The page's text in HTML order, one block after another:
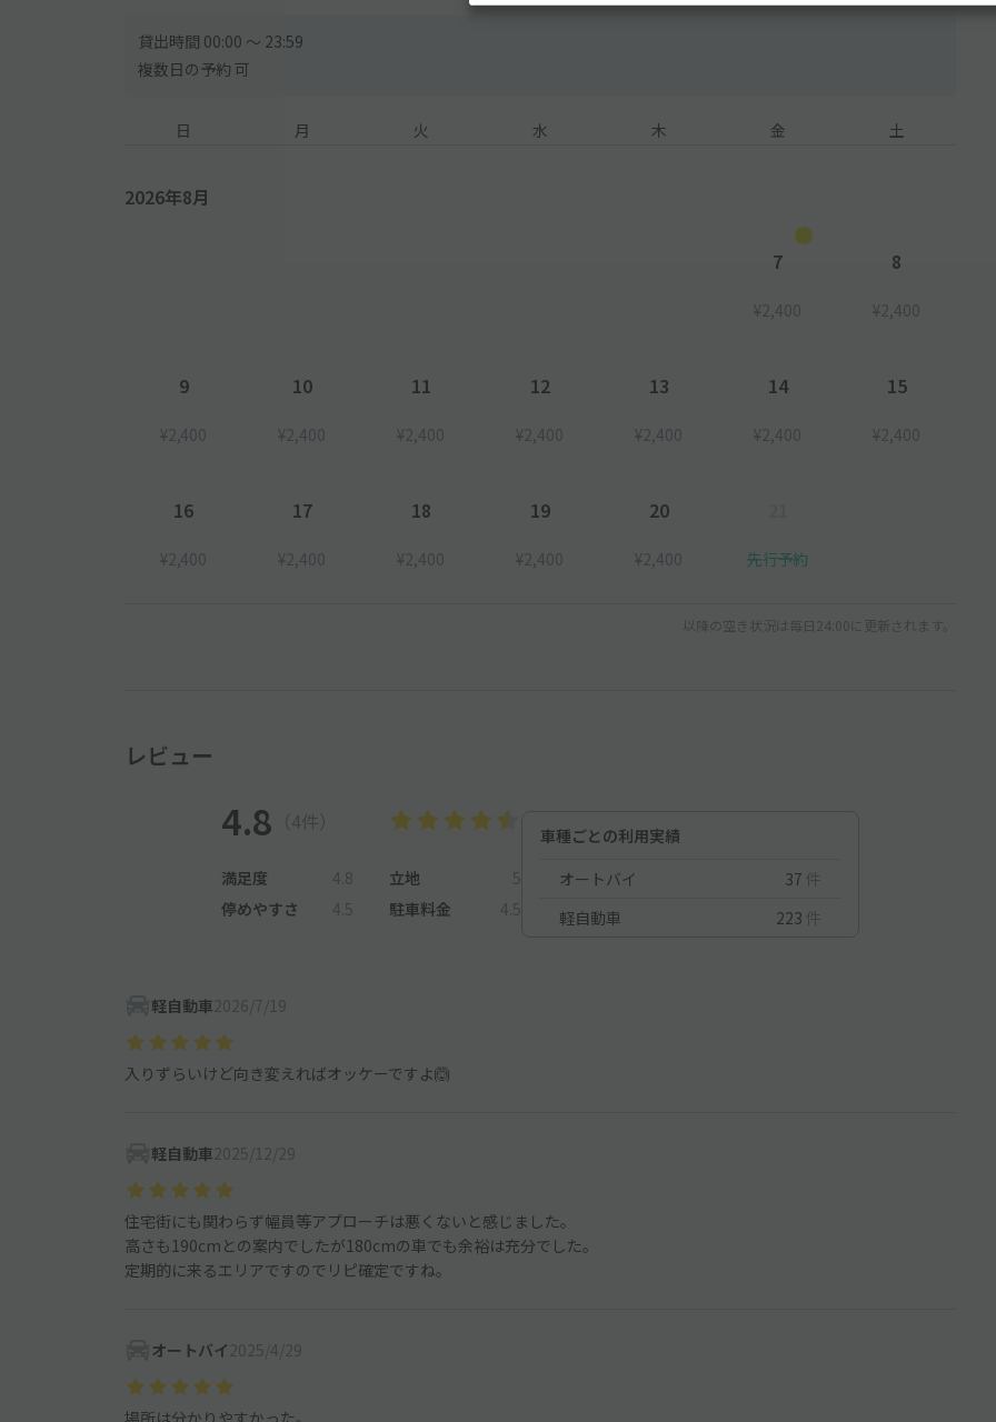
貸出時間 00:00 〜 23:59
複数日の予約 可
日 月 火 水 木 金 土
2026年8月
7
¥2,400
8
¥2,400
9
¥2,400
10
¥2,400
11
¥2,400
12
¥2,400
13
¥2,400
14
¥2,400
15
¥2,400
16
¥2,400
17
¥2,400
18
¥2,400
19
¥2,400
20
¥2,400 先行予約
以降の空き状況は毎日24:00に更新されます。
レビュー
4.8 （4件）
満足度 4.8 立地
5
停めやすさ
4.5 駐車料金 4.5
車種ごとの利用実績
オートバイ
37 件
軽自動車
223 件
軽自動車2026/7/19
入りずらいけど向き変えればオッケーですよ🙆
軽自動車2025/12/29
住宅街にも関わらず幅員等アプローチは悪くないと感じました。
高さも190cmとの案内でしたが180cmの車でも余裕は充分でした。
定期的に来るエリアですのでリピ確定ですね。
オートバイ 2025/4/29
場所は分かりやすかった。